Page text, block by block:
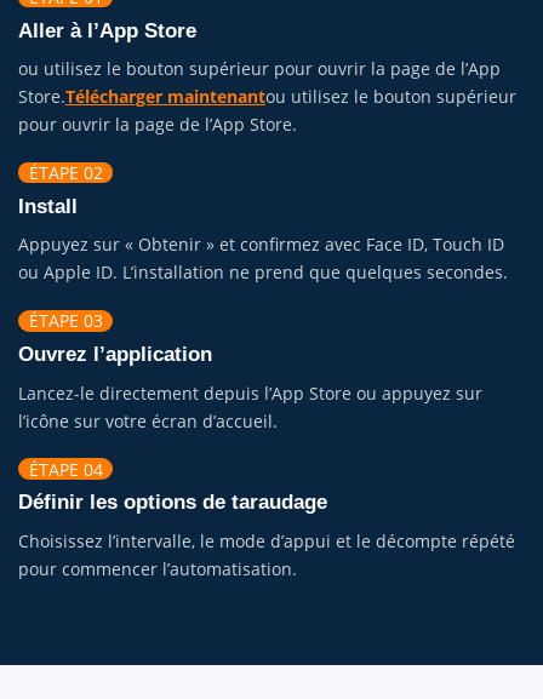
Aller à l’App Store
ou utilisez le bouton supérieur pour ouvrir la page de l’App
Store.Télécharger maintenantou utilisez le bouton supérieur
pour ouvrir la page de l’App Store.
ÉTAPE 02
Install
Appuyez sur « Obtenir » et confirmez avec Face ID, Touch ID
ou Apple ID. L’installation ne prend que quelques secondes.
ÉTAPE 03
Ouvrez l’application
Lancez-le directement depuis l’App Store ou appuyez sur
l’icône sur votre écran d’accueil.
ÉTAPE 04
Définir les options de taraudage
Choisissez l’intervalle, le mode d’appui et le décompte répété
pour commencer l’automatisation.